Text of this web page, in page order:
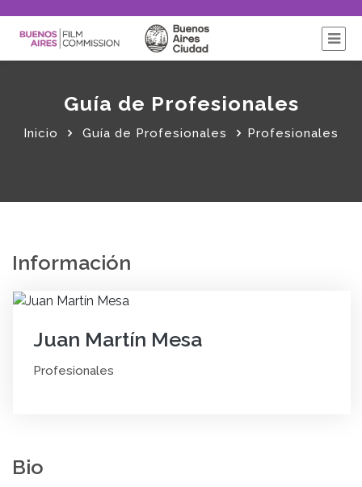
Guía de Profesionales
Inicio Guía de Profesionales Profesionales
Información
Juan Martín Mesa
Profesionales
Bio